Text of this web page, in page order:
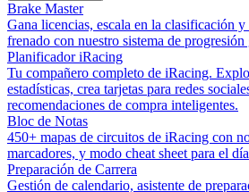
Brake Master
Gana licencias, escala en la clasificación
frenado con nuestro sistema de
Planificador iRacing
Tu compañero completo de iRacing.
estadísticas, crea tarjetas para redes
recomendaciones de compra inteligentes.
Bloc de Notas
450+ mapas de circuitos de iRacing con
marcadores, y modo cheat sheet para el
Preparación de Carrera
Gestión de calendario, asistente de